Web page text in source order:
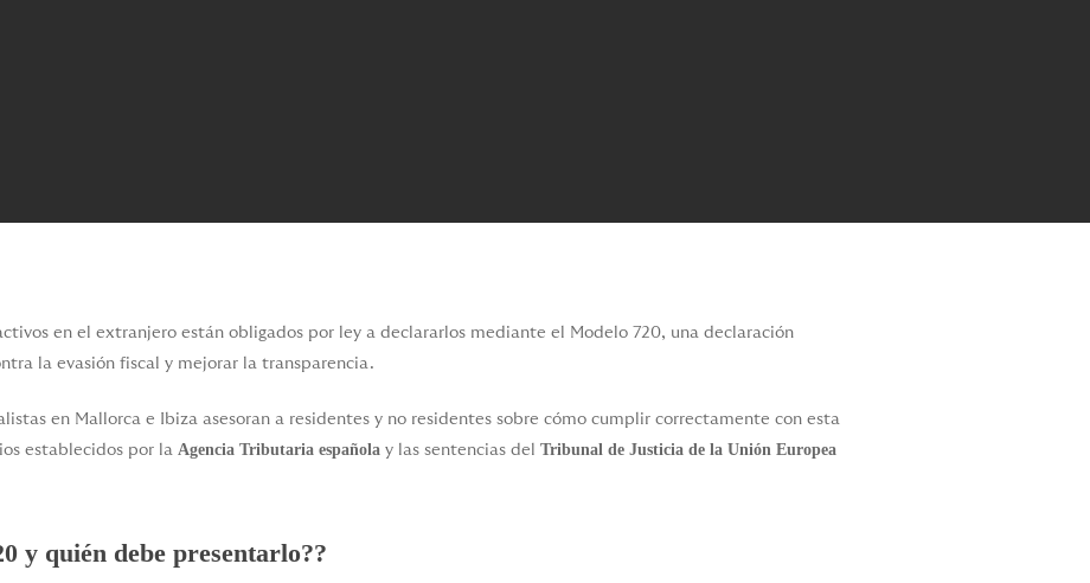
en el extranjero están obligados por ley a declararlos mediante el Modelo 720, una declaración
la evasión fiscal y mejorar la transparencia.
en Mallorca e Ibiza asesoran a residentes y no residentes sobre cómo cumplir correctamente con esta
establecidos por la Agencia Tributaria española y las sentencias del Tribunal de Justicia de la Unión Europea
y quién debe presentarlo??